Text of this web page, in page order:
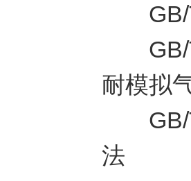
GB/T
GB/T
耐模拟
GB/T
法